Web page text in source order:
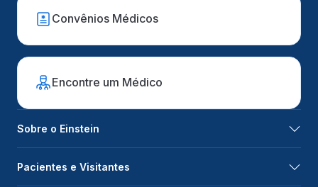
Convênios Médicos
Encontre um Médico
Sobre o Einstein
Pacientes e Visitantes